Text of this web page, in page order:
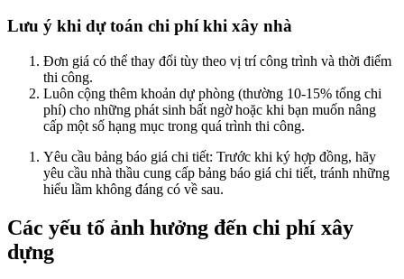
Lưu ý khi dự toán chi phí khi xây nhà
Đơn giá có thể thay đổi tùy theo vị trí công trình và thời điểm
thi công.
Luôn cộng thêm khoản dự phòng (thường 10-15% tổng chi
phí) cho những phát sinh bất ngờ hoặc khi bạn muốn nâng
cấp một số hạng mục trong quá trình thi công.
Yêu cầu bảng báo giá chi tiết: Trước khi ký hợp đồng, hãy
yêu cầu nhà thầu cung cấp bảng báo giá chi tiết, tránh những
hiểu lầm không đáng có về sau.
Các yếu tố ảnh hưởng đến chi phí xây
dựng